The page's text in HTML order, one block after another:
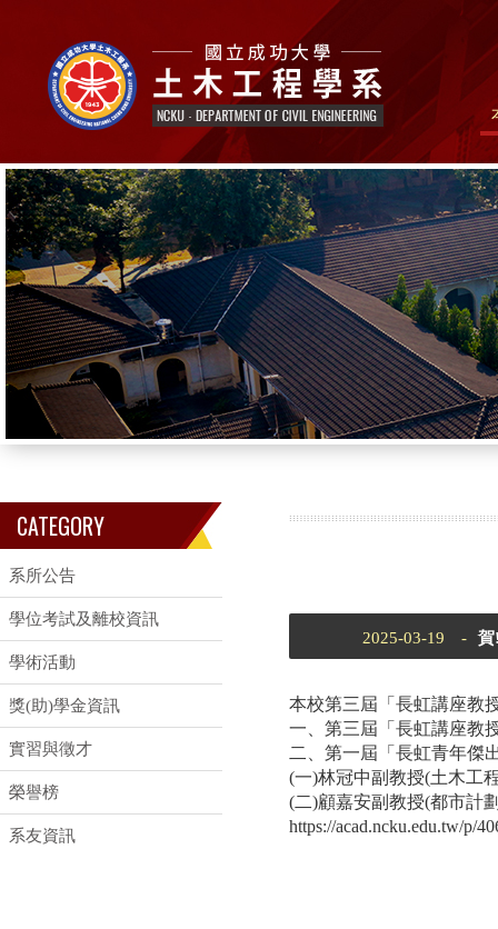
CATEGORY
系所公告
學位考試及離校資訊
學術活動
獎(助)學金資訊
實習與徵才
榮譽榜
系友資訊
2025-03-19 - 賀
本校第三屆「長虹講座教
一、第三屆「長虹講座教
二、第一屆「長虹青年傑
(一)林冠中副教授(土木工
(二)顧嘉安副教授(都市計
https://acad.ncku.edu.tw/p/